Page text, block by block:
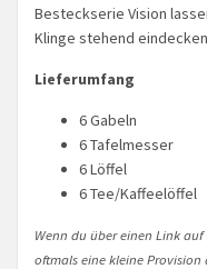
Besteckserie Vision
Klinge stehend
Lieferumfang
6 Gabeln
6 Tafelmesser
6 Löffel
6 Tee/Kaffeelöffel
Wenn du über einen Link
oftmals eine kleine